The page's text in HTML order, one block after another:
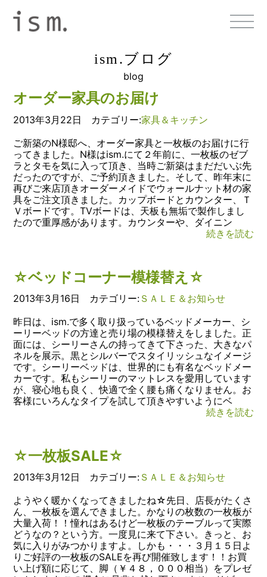
ism.ブログ
blog
オーダー家具のお届け
2013年3月22日 カテゴリー:家具＆キッチン
ご新築のN様邸へ、オーダー家具と一枚板のお届けに行
ってきました。N様はism.にて２年前に、一枚板のゼブ
ラとタモを気に入って頂き、当時ご新築はまだだいぶ先
だったのですが、ご予約頂きました。そして、昨年末に
再びご来店頂きオーダーメイドでウォールナット材の家
具をご注文頂きました。カップボードとカウンター、Ｔ
Ｖボードです。TVボードは、天板も無垢で製作しまし
たので重厚感があります。カウンターや、ダイニン
続きを読む
☆ベッドコーナー模様替え☆
2013年3月16日 カテゴリー: ＳＡＬＥ＆お知らせ
昨日は、ism.で多く取り扱っているベッドメーカー、シ
ーリーベッドの方達と売り場の模様替えをしました。正
面には、シーリーさんの持ってきて下さった、大きなパ
ネルを展示。黒とシルバーでスタイリッシュなイメージ
です。シーリーベッドは、世界的にも有名なベッドメー
カーです。私もシーリーのマットレスを愛用しています
が、寝心地も良く、快適で全く腰も痛くなりません。お
客様にいろんなタイプを試して頂きやすいようにベ
続きを読む
☆一枚板SALE☆
2013年3月12日 カテゴリー: ＳＡＬＥ＆お知らせ
ようやく暖かくなってきましたね☆先日、店長がたくさ
ん、一枚板を選んできました。かなりの枚数の一枚板が
大量入荷！！憧れはあるけど一枚板のテーブルって実際
どうなの？という方。一度見に来て下さい。きっと、お
気に入りがみつかりますよ。しかも・・・３月１５日よ
りご好評の一枚板のSALEを再び開催致します！！お買
い上げ額に応じて、脚（￥４８，０００相当）をプレゼ